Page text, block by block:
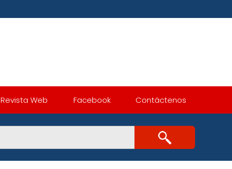
Revista Web Facebook Contáctenos